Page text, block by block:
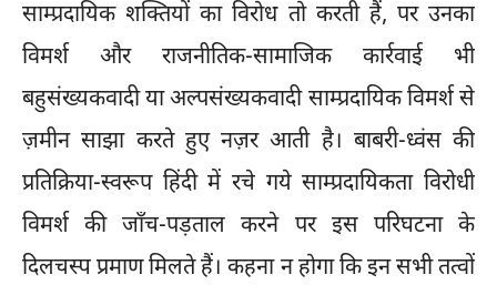
साम्प्रदायिक शक्तियों का विरोध तो करती हैं, पर उनका
विमर्श और राजनीतिक-सामाजिक कार्रवाई भी
बहुसंख्यकवादी या अल्पसंख्यकवादी साम्प्रदायिक विमर्श से
ज़मीन साझा करते हुए नज़र आती है। बाबरी-ध्वंस की
प्रतिक्रिया-स्वरूप हिंदी में रचे गये साम्प्रदायिकता विरोधी
विमर्श की जाँच-पड़ताल करने पर इस परिघटना के
दिलचस्प प्रमाण मिलते हैं। कहना न होगा कि इन सभी तत्वों